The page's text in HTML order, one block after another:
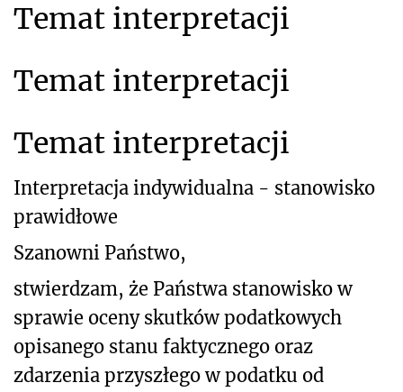
Temat interpretacji
Temat interpretacji
Temat interpretacji
Interpretacja indywidualna - stanowisko
prawidłowe
Szanowni Państwo,
stwierdzam, że Państwa stanowisko w
sprawie oceny skutków podatkowych
opisanego stanu faktycznego oraz
zdarzenia przyszłego w podatku od